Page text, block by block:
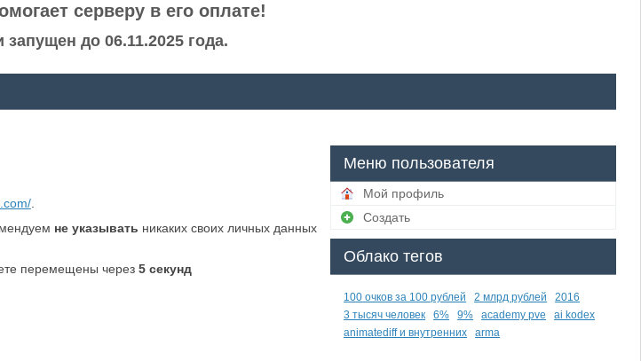
серверу в его оплате!
до 06.11.2025 года.
.
не указывать никаких своих личных данных
перемещены через 5секунд
Меню пользователя
Мой профиль
Создать
Облако тегов
100 очков за 100 рублей 2 млрд рублей
2016
3 тысяч человек
6% 9% academy pve
ai kodex
animatediff и внутренних
arma